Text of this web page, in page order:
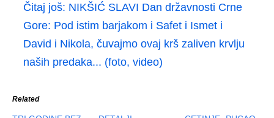
Čitaj još: NIKŠIĆ SLAVI Dan državnosti Crne
Gore: Pod istim barjakom i Safet i Ismet i
David i Nikola, čuvajmo ovaj krš zaliven krvlju
naših predaka... (foto, video)
Related